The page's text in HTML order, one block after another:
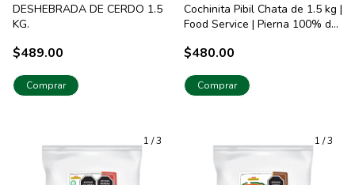
DESHEBRADA DE CERDO 1.5
KG.
$489.00
Cochinita Pibil Chata de 1.5 kg |
Food Service | Pierna 100% de
$480.00
Comprar
1 /3 1 /3